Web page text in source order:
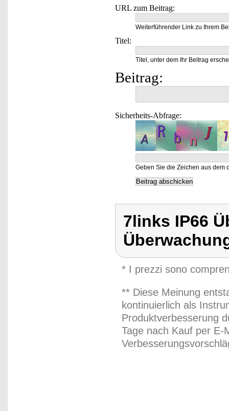
URL zum Beitrag:
Weiterführender Link zu Ihrem
Titel:
Titel, unter dem Ihr Beitrag
Beitrag:
Sicherheits-Abfrage:
Geben Sie die Zeichen aus dem
7links IP66
* I prezzi sono
** Diese Meinung
kontinuierlich als
Produktverbesserung
Tage nach Kauf per E-